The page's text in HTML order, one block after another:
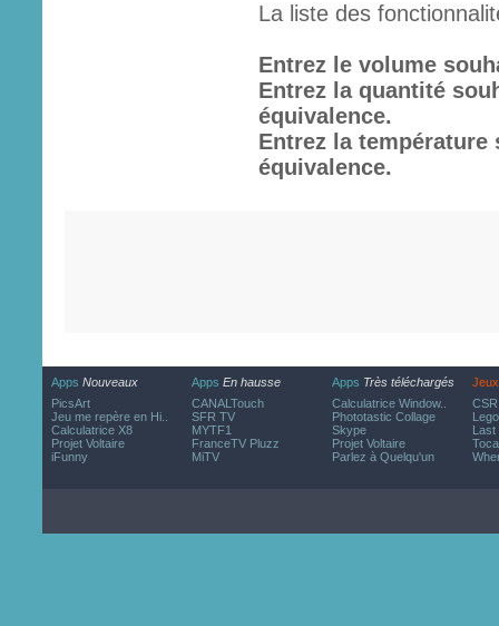
La liste des
Entrez le volume
Entrez la quantité
équivalence.
Entrez la température
équivalence.
Apps Nouveaux
PicsArt
Jeu me repère en Hi..
Calculatrice X8
Projet Voltaire
iFunny
Apps En hausse
CANALTouch
SFR TV
MYTF1
FranceTV Pluzz
MiTV
Apps Très téléchargés
Calculatrice Window..
Phototastic Collage
Skype
Projet Voltaire
Parlez à Quelqu'un
Jeux
Last